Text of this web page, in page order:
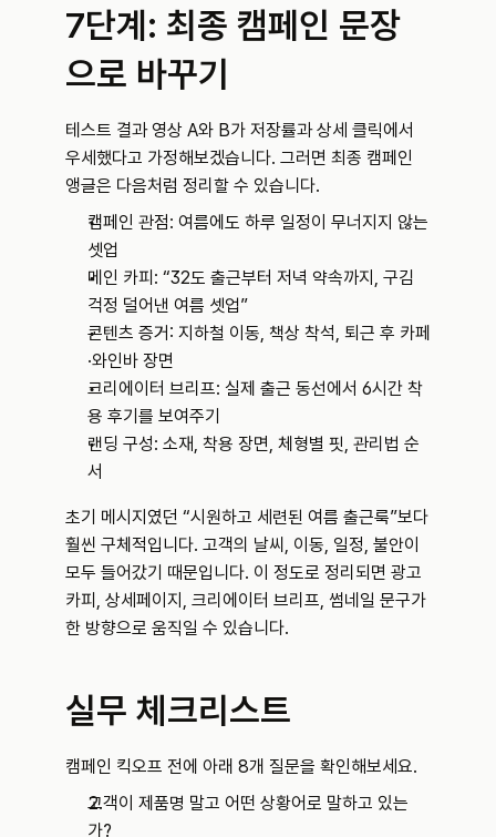
7단계: 최종 캠페인 문장
으로 바꾸기
테스트 결과 영상 A와 B가 저장률과 상세 클릭에서
우세했다고 가정해보겠습니다. 그러면 최종 캠페인
앵글은 다음처럼 정리할 수 있습니다.
캠페인 관점: 여름에도 하루 일정이 무너지지 않는
셋업
메인 카피: “32도 출근부터 저녁 약속까지, 구김
걱정 덜어낸 여름 셋업”
콘텐츠 증거: 지하철 이동, 책상 착석, 퇴근 후 카페
·와인바 장면
크리에이터 브리프: 실제 출근 동선에서 6시간 착
용 후기를 보여주기
랜딩 구성: 소재, 착용 장면, 체형별 핏, 관리법 순
서
초기 메시지였던 “시원하고 세련된 여름 출근룩”보다
훨씬 구체적입니다. 고객의 날씨, 이동, 일정, 불안이
모두 들어갔기 때문입니다. 이 정도로 정리되면 광고
카피, 상세페이지, 크리에이터 브리프, 썸네일 문구가
한 방향으로 움직일 수 있습니다.
실무 체크리스트
캠페인 킥오프 전에 아래 8개 질문을 확인해보세요.
고객이 제품명 말고 어떤 상황어로 말하고 있는
가?